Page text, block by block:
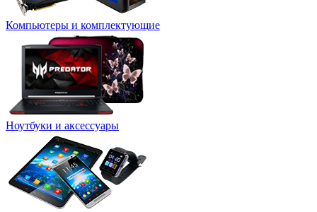
Компьютеры и комплектующие
Ноутбуки и аксессуары